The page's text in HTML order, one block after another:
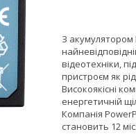
З акумулятором
відеотехніки,
пристроєм як
Високоякісні
енергетичній
Компанія
становить 12